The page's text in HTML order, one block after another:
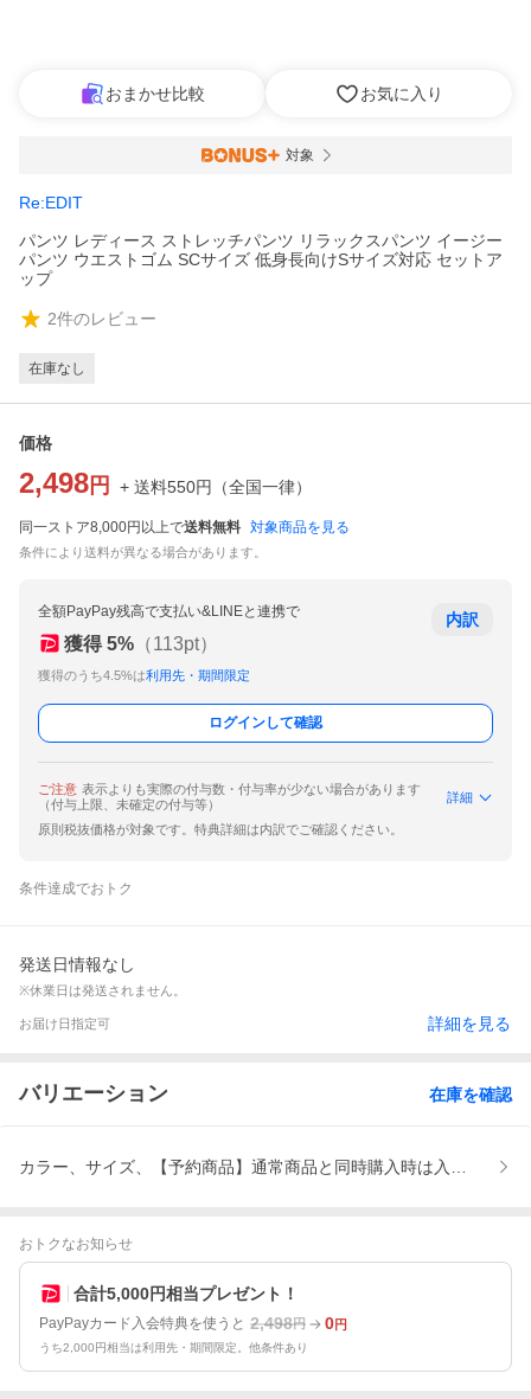
おまかせ比較 お気に入り
対象
Re:EDIT
パンツ レディース ストレッチパンツ リラックスパンツ イージー
パンツ ウエストゴム SCサイズ 低身長向けSサイズ対応 セットア
ップ
2件のレビュー
在庫なし
価格
2,498 円 + 送料550円 （全国一律）
同一ストア8,000円以上で送料無料 対象商品を見る
条件により送料が異なる場合があります。
全額PayPay残高で支払い&LINEと連携で
獲得 5% （113pt）
獲得のうち4.5%は利用先・期間限定
内訳
ログインして確認
ご注意 表示よりも実際の付与数・付与率が少ない場合があります
（付与上限、未確定の付与等）
詳細
原則税抜価格が対象です。特典詳細は内訳でご確認ください。
条件達成でおトク
発送日情報なし
※休業日は発送されません。
お届け日指定可 詳細を見る
バリエーション 在庫を確認
カラー、サイズ、【予約商品】通常商品と同時購入時は入荷後に発
おトクなお知らせ
合計5,000円相当プレゼント！
PayPayカード入会特典を使うと 2,498円 0円
うち2,000円相当は利用先・期間限定。他条件あり